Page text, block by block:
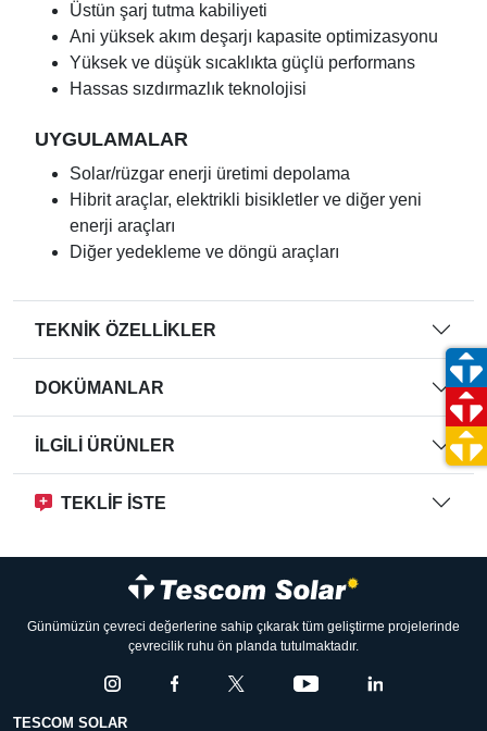
Üstün şarj tutma kabiliyeti
Ani yüksek akım deşarjı kapasite optimizasyonu
Yüksek ve düşük sıcaklıkta güçlü performans
Hassas sızdırmazlık teknolojisi
UYGULAMALAR
Solar/rüzgar enerji üretimi depolama
Hibrit araçlar, elektrikli bisikletler ve diğer yeni
enerji araçları
Diğer yedekleme ve döngü araçları
TEKNİK ÖZELLİKLER
DOKÜMANLAR
İLGİLİ ÜRÜNLER
TEKLİF İSTE
Günümüzün çevreci değerlerine sahip çıkarak tüm geliştirme projelerinde
çevrecilik ruhu ön planda tutulmaktadır.
TESCOM SOLAR